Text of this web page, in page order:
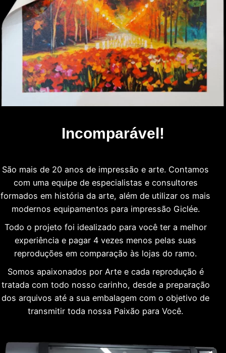
Incomparável!
São mais de 20 anos de impressão e arte. Contamos
com uma equipe de especialistas e consultores
formados em história da arte, além de utilizar os mais
modernos equipamentos para impressão Giclée.
Todo o projeto foi idealizado para você ter a melhor
experiência e pagar 4 vezes menos pelas suas
reproduções em comparação às lojas do ramo.
Somos apaixonados por Arte e cada reprodução é
tratada com todo nosso carinho, desde a preparação
dos arquivos até a sua embalagem com o objetivo de
transmitir toda nossa Paixão para Você.